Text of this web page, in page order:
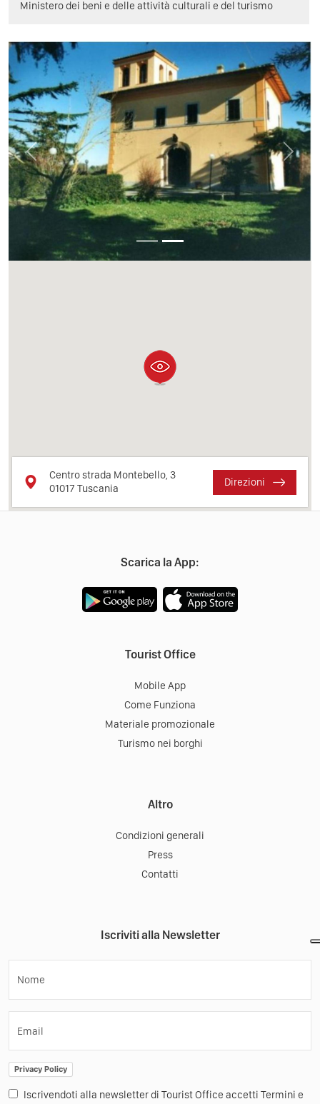
Ministero dei beni e delle attività culturali e del turismo
Previous Next
Centro strada Montebello, 3
01017 Tuscania
Direzioni
Scarica la App:
Tourist Office
Mobile App
Come Funziona
Materiale promozionale
Turismo nei borghi
Altro
Condizioni generali
Press
Contatti
Iscriviti alla Newsletter
Nome
Email
Privacy Policy
Iscrivendoti alla newsletter di Tourist Office accetti Termini e